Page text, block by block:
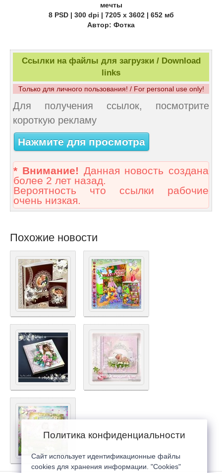
мечты
8 PSD | 300 dpi | 7205 x 3602 | 652 мб
Автор: Фотка
Ссылки на файлы для загрузки / Download
links
Только для личного пользования! / For personal use only!
Для получения ссылок, посмотрите
короткую рекламу
Нажмите для просмотра
* Внимание! Данная новость создана
более 2 лет назад.
Вероятность что ссылки рабочие
очень низкая.
Похожие новости
Политика конфиденциальности
Сайт использует идентификационные файлы
cookies для хранения информации. "Cookies"